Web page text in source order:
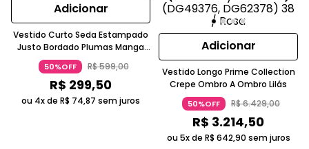
Adicionar
Vestido Curto Seda Estampado
Justo Bordado Plumas Manga
Longa Cinza Escuro Prime
Collection
50%OFF R$599,00
R$ 299,50
ou 4x de R$ 74,87 sem juros
Adicionar
Vestido Longo Prime Collection
Crepe Ombro A Ombro Lilás
50%OFF R$6.429,00
R$ 3.214,50
ou 5x de R$ 642,90 sem juros